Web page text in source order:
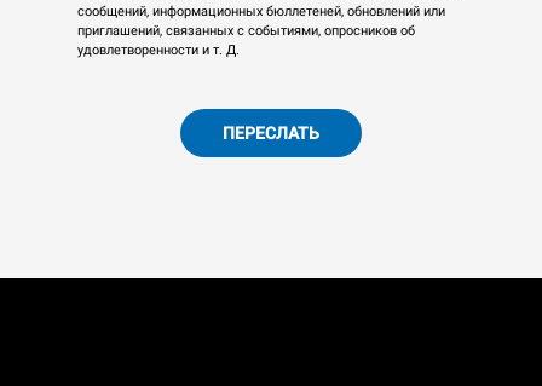
сообщений, информационных бюллетеней, обновлений или
приглашений, связанных с событиями, опросников об
удовлетворенности и т. Д.
ПЕРЕСЛАТЬ